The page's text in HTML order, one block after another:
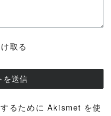
取る
るために Akismet を使